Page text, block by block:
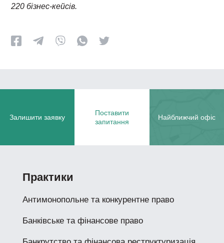
220 бізнес-кейсів.
Залишити заявку
Поставити
запитання
Найближчий офіс
Практики
Антимонопольне та конкурентне право
Банківське та фінансове право